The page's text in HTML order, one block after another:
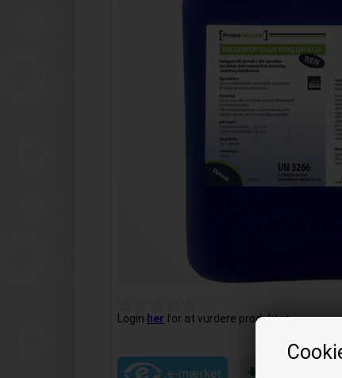
Login her for at vurdere produktet.